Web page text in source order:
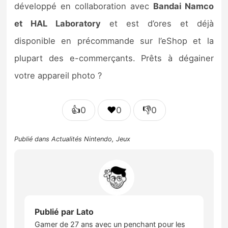
développé en collaboration avec Bandai Namco
et HAL Laboratory et est d’ores et déjà
disponible en précommande sur l’eShop et la
plupart des e-commerçants. Prêts à dégainer
votre appareil photo ?
👍0 ❤️0 👎0
Publié dansActualités Nintendo,Jeux
Publié par Lato
Gamer de 27 ans avec un penchant pour les